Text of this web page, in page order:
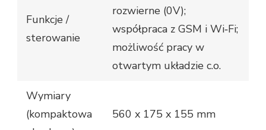
Funkcje /
sterowanie
rozwierne (0V);
współpraca z GSM i Wi‑Fi;
możliwość pracy w
otwartym układzie c.o.
Wymiary
(kompaktowa
560 x 175 x 155 mm